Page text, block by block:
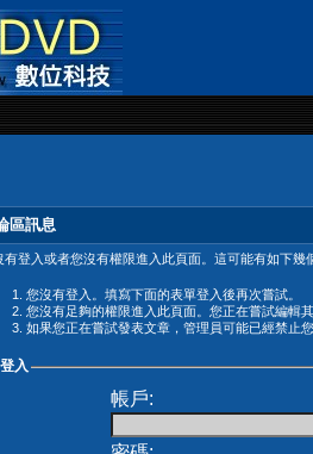
區訊息
有登入或者您沒有權限進入此頁面。這可能有如下幾
您沒有登入。填寫下面的表單登入後再次嘗試。
您沒有足夠的權限進入此頁面。您正在嘗試編輯
如果您正在嘗試發表文章，管理員可能已經禁止
登入
帳戶: